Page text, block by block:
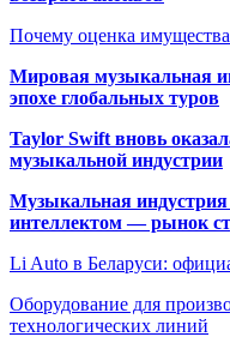
Почему оценка
Мировая музыкальная
эпохе глобальных туров
Taylor Swift вновь
музыкальной индустрии
Музыкальная индустрия
интеллектом — рынок
Li Auto в Беларуси:
Оборудование для
технологических линий